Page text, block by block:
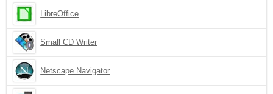
LibreOffice
Small CD Writer
Netscape Navigator